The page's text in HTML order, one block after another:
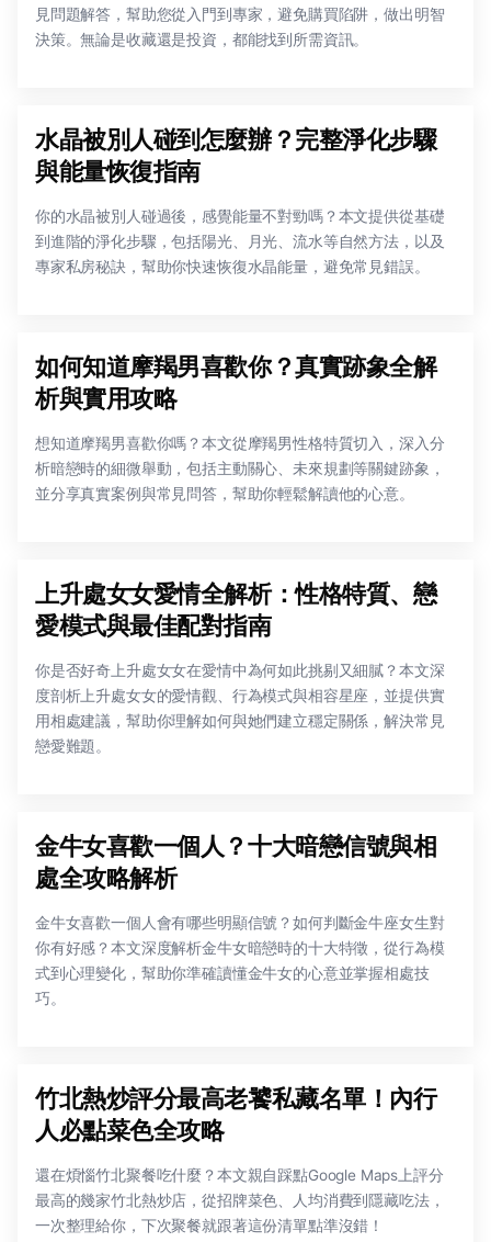
見問題解答，幫助您從入門到專家，避免購買陷阱，做出明智
決策。無論是收藏還是投資，都能找到所需資訊。
水晶被別人碰到怎麼辦？完整淨化步驟
與能量恢復指南
你的水晶被別人碰過後，感覺能量不對勁嗎？本文提供從基礎
到進階的淨化步驟，包括陽光、月光、流水等自然方法，以及
專家私房秘訣，幫助你快速恢復水晶能量，避免常見錯誤。
如何知道摩羯男喜歡你？真實跡象全解
析與實用攻略
想知道摩羯男喜歡你嗎？本文從摩羯男性格特質切入，深入分
析暗戀時的細微舉動，包括主動關心、未來規劃等關鍵跡象，
並分享真實案例與常見問答，幫助你輕鬆解讀他的心意。
上升處女女愛情全解析：性格特質、戀
愛模式與最佳配對指南
你是否好奇上升處女女在愛情中為何如此挑剔又細膩？本文深
度剖析上升處女女的愛情觀、行為模式與相容星座，並提供實
用相處建議，幫助你理解如何與她們建立穩定關係，解決常見
戀愛難題。
金牛女喜歡一個人？十大暗戀信號與相
處全攻略解析
金牛女喜歡一個人會有哪些明顯信號？如何判斷金牛座女生對
你有好感？本文深度解析金牛女暗戀時的十大特徵，從行為模
式到心理變化，幫助你準確讀懂金牛女的心意並掌握相處技
巧。
竹北熱炒評分最高老饕私藏名單！內行
人必點菜色全攻略
還在煩惱竹北聚餐吃什麼？本文親自踩點Google Maps上評分
最高的幾家竹北熱炒店，從招牌菜色、人均消費到隱藏吃法，
一次整理給你，下次聚餐就跟著這份清單點準沒錯！